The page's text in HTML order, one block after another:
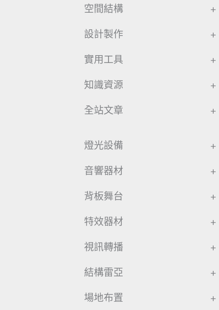
空間結構 +
設計製作 +
實用工具 +
知識資源 +
全站文章 +
燈光設備 +
音響器材 +
背板舞台 +
特效器材 +
視訊轉播 +
結構雷亞 +
場地布置 +